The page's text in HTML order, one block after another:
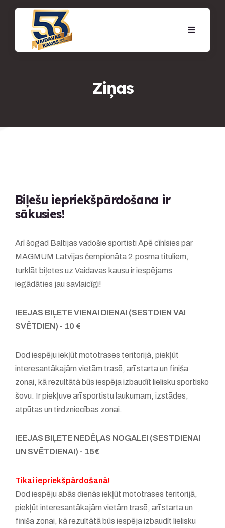
Ziņas
Biļešu iepriekšpārdošana ir
sākusies!
Arī šogad Baltijas vadošie sportisti Apē cīnīsies par
MAGMUM Latvijas čempionāta 2.posma tituliem,
turklāt biļetes uz Vaidavas kausu ir iespējams
iegādāties jau savlaicīgi!
IEEJAS BIĻETE VIENAI DIENAI (SESTDIEN VAI
SVĒTDIEN) - 10 €
Dod iespēju iekļūt mototrases teritorijā, piekļūt
interesantākajām vietām trasē, arī starta un finiša
zonai, kā rezultātā būs iespēja izbaudīt lielisku sportisko
šovu. Ir piekļuve arī sportistu laukumam, izstādes,
atpūtas un tirdzniecības zonai.
IEEJAS BIĻETE NEDĒĻAS NOGALEI (SESTDIENAI
UN SVĒTDIENAI) - 15€
Tikai iepriekšpārdošanā!
Dod iespēju abās dienās iekļūt mototrases teritorijā,
piekļūt interesantākajām vietām trasē, arī starta un
finiša zonai, kā rezultātā būs iespēja izbaudīt lielisku